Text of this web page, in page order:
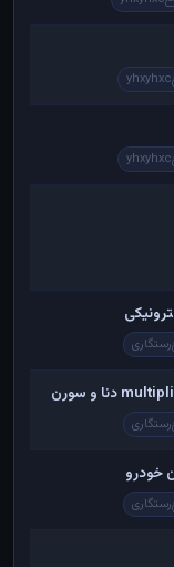
yhxyhxc
yhxyhxc
رستگاری
رستگاری
خودرو
رستگاری